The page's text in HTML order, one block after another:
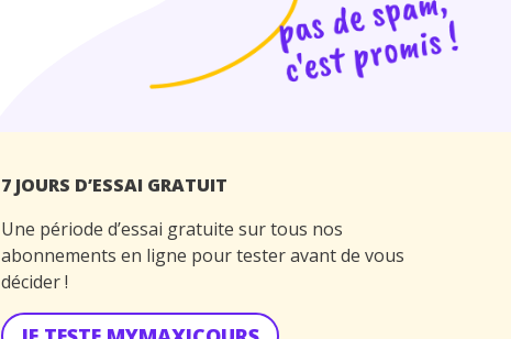
7 JOURS D’ESSAI GRATUIT
Une période d’essai gratuite sur tous nos
abonnements en ligne pour tester avant de vous
décider !